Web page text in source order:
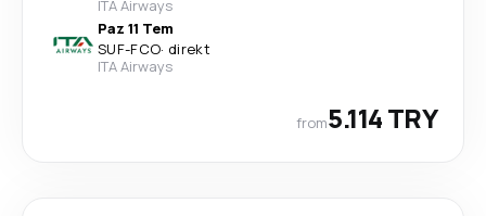
ITA Airways
Paz 11 Tem
SUF-FCO· direkt
ITA Airways
from5.114 TRY